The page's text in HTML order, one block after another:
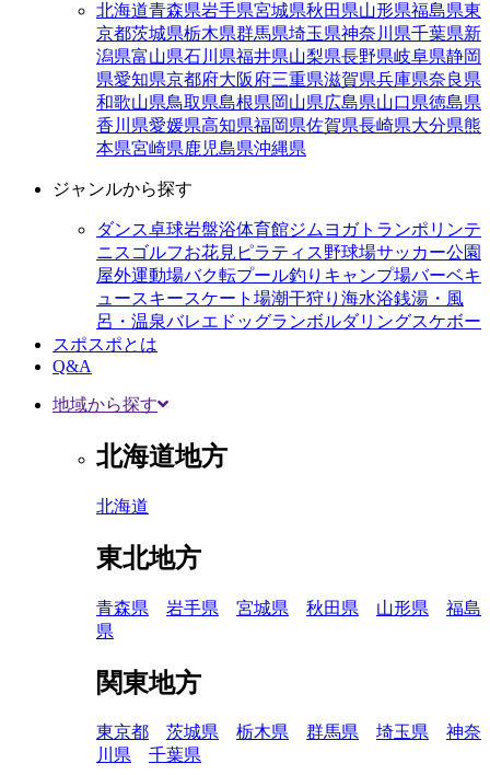
北海道青森県岩手県宮城県秋田県山形県福島県東
京都茨城県栃木県群馬県埼玉県神奈川県千葉県新
潟県富山県石川県福井県山梨県長野県岐阜県静岡
県愛知県京都府大阪府三重県滋賀県兵庫県奈良県
和歌山県鳥取県島根県岡山県広島県山口県徳島県
香川県愛媛県高知県福岡県佐賀県長崎県大分県熊
本県宮崎県鹿児島県沖縄県
ジャンルから探す
ダンス卓球岩盤浴体育館ジム ヨガトランポリンテ
ニス ゴルフお花見 ピラティス野球場サッカー公園
屋外運動場バク転プール釣り キャンプ場バーベキ
ュースキースケート場潮干狩り 海水浴銭湯・風
呂・温泉バレエ ドッグランボルダリングスケボー
スポスポとは
Q&A
地域から探す
北海道地方
北海道
東北地方
青森県 岩手県 宮城県 秋田県 山形県
福島
県
関東地方
東京都 茨城県 栃木県 群馬県 埼玉県
神奈
川県
千葉県